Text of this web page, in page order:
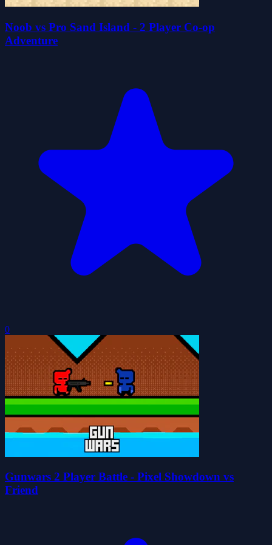
Noob vs Pro Sand Island - 2 Player Co-op
Adventure
0
Gunwars 2 Player Battle - Pixel Showdown vs
Friend